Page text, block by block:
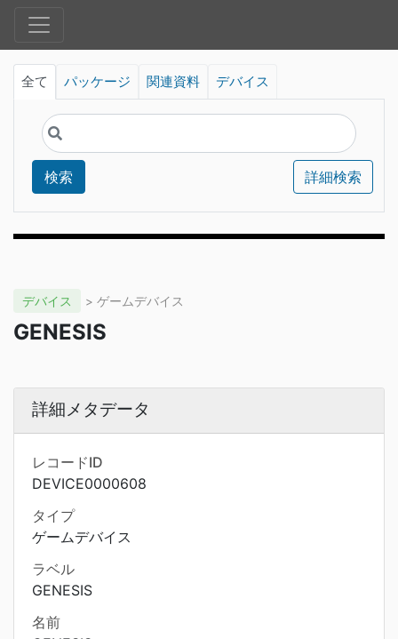
全て パッケージ 関連資料 デバイス
検索 詳細検索
デバイス > ゲームデバイス
GENESIS
詳細メタデータ
レコードID
DEVICE0000608
タイプ
ゲームデバイス
ラベル
GENESIS
名前